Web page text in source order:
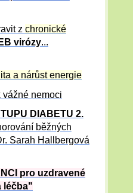
z chronické
virózy...
a nárůst energie
vážné nemoci
DIABETU 2.
běžných
Sarah Hallbergová
pro uzdravené
léčba"